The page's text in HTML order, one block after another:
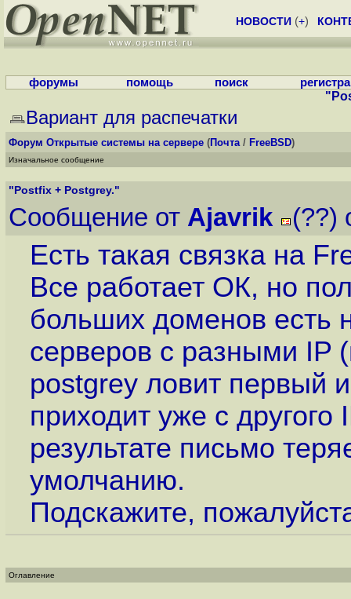
НОВОСТИ (+)
форумы помощь поиск
Вариант для распечатки
Форум Открытые системы на сервере (Почта/ FreeBSD)
Изначальное сообщение
"Postfix + Postgrey."
Сообщение от Ajavrik (??)
Есть такая связка на
Все работает ОК, но
больших доменов есть
серверов с разными IP
postgrey ловит первый
приходит уже с другого
результате письмо
умолчанию.
Подскажите,
Оглавление